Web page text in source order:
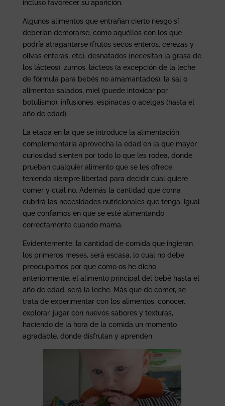
incluso favorecer su aparición.
Algunos alimentos que entrañan cierto riesgo sí
deberían demorarse, como aquéllos con los que
podría atragantarse (frutos secos enteros, cerezas y
olivas enteras, etc), desnatados (necesitan la grasa de
los lácteos), zumos, lácteos (a excepción de la leche
de fórmula para bebés no amamantados), la sal o
alimentos salados, miel (puede intoxicar por
botulismo), infusiones, espinacas o acelgas (hasta el
año de edad).
La etapa en la que se introduce la alimentación
complementaria aprovecha la edad en la que mayor
curiosidad sienten por todo lo que les rodea, donde
prueban cualquier alimento que se les ofrece,
teniendo siempre libertad para decidir cual quiere
comer y cuál no. Además la cantidad que coma
cubrirá las necesidades nutricionales que tenga, igual
que confiamos en que se esté alimentando
correctamente cuando mama.
Evidentemente, la cantidad de comida que ingieran
los primeros meses, será escasa, lo cual no debe
preocuparnos por que como os he dicho
anteriormente, el alimento principal del bebé hasta el
año de edad, será la leche. Más que de comer, se
trata de experimentar con los alimentos, conocer,
explorar, jugar con nuevos sabores y texturas,
haciendo de la hora de la comida un momento
agradable, donde disfrutan y aprenden.